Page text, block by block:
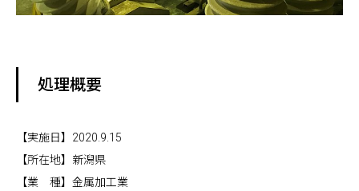
処理概要
【実施日】2020.9.15
【所在地】新潟県
【業 種】金属加工業